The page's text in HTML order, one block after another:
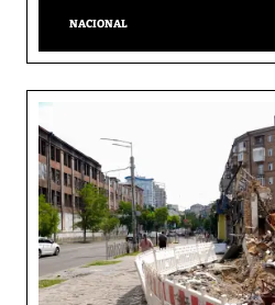
NACIONAL